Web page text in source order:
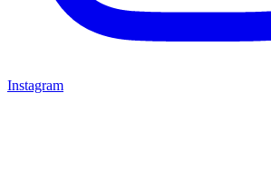
Instagram